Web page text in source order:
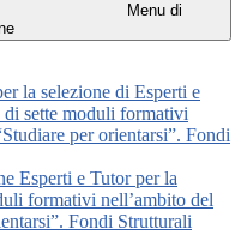
Menu di
la selezione di Esperti e
sette moduli formativi
per orientarsi”. Fondi
Esperti e Tutor per la
formativi nell’ambito del
Fondi Strutturali